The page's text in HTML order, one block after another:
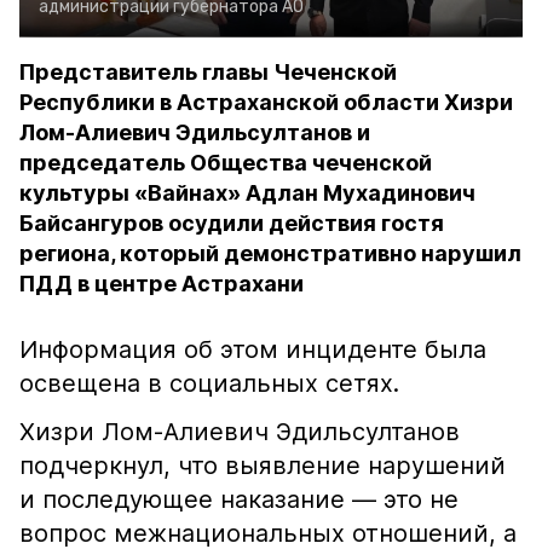
администрации губернатора АО
Представитель главы Чеченской
Республики в Астраханской области Хизри
Лом-Алиевич Эдильсултанов и
председатель Общества чеченской
культуры «Вайнах» Адлан Мухадинович
Байсангуров осудили действия гостя
региона, который демонстративно нарушил
ПДД в центре Астрахани
Информация об этом инциденте была
освещена в социальных сетях.
Хизри Лом-Алиевич Эдильсултанов
подчеркнул, что выявление нарушений
и последующее наказание — это не
вопрос межнациональных отношений, а